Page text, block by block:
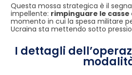
Questa mossa strategica è il
impellente: rimpinguare le casse
momento in cui la spesa militare
Ucraina sta mettendo sotto
I dettagli